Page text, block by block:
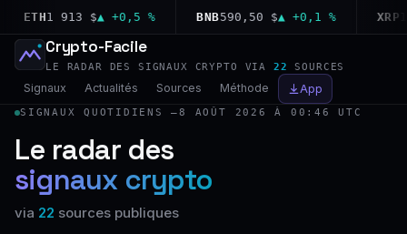
1 913 $▲ +0,5 % BNB590,50 $▲ +0,1 %
Crypto-Facile
LE RADAR DES SIGNAUX CRYPTO VIA 22 SOURCES
Signaux Actualités Sources Méthode App
SIGNAUX QUOTIDIENS —8 AOÛT 2026 À 00:46 UTC
Le radar des
signaux crypto
via 22 sources publiques